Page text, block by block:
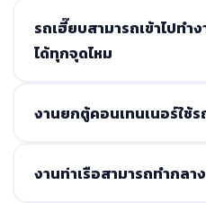
รถเฮี๊ยบสามารถเข้าไปทำ
ได้ทุกจุดไหม
สามารถเข้าปฏิบัติงานได้ในพื้น
งานยกตู้คอนเทนเนอร์ใช้ร
ขึ้นอยู่กับน้ำหนักตู้และตำแหน่ง
งานท่าเรือสามารถทำกลา